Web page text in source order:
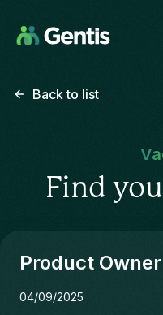
Back to list
Find
Product Owner
04/09/2025